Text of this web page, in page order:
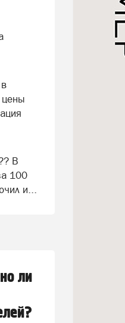
цены
В
100
и...
ли